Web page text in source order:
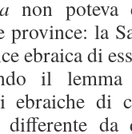
non poteva
la
ebraica di
il
ebraiche di
differente